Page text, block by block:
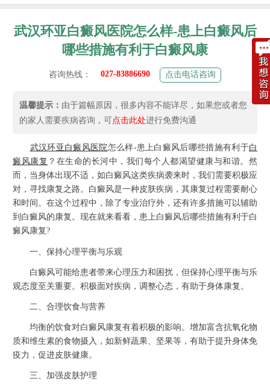
武汉环亚白癜风医院怎么样-患上白癜风后
哪些措施有利于白癜风康
咨询热线： 027-83886690 点击电话咨询
温馨提示： 由于篇幅原因，很多内容不能详尽，如果您或者您
的家人需要疾病咨询，可点击此处进行免费沟通
武汉环亚白癜风医院怎么样-患上白癜风后哪些措施有利于白
癜风康复 ？在生命的长河中，我们每个人都渴望健康与和谐。然
而，当身体出现不适，如白癜风这类疾病袭来时，我们需要积极应
对，寻找康复之路。白癜风是一种皮肤疾病，其康复过程需要耐心
和时间。在这个过程中，除了专业治疗外，还有许多措施可以辅助
到白癜风的康复。现在就来看看，患上白癜风后哪些措施有利于白
癜风康复?
一、保持心理平衡与乐观
白癜风可能给患者带来心理压力和困扰，但保持心理平衡与乐
观态度至关重要。积极面对疾病，调整心态，有助于身体康复。
二、合理饮食与营养
均衡的饮食对白癜风康复有着积极的影响。增加富含抗氧化物
质和维生素的食物摄入，如新鲜蔬果、坚果等，有助于提升身体免
疫力，促进皮肤健康。
三、加强皮肤护理